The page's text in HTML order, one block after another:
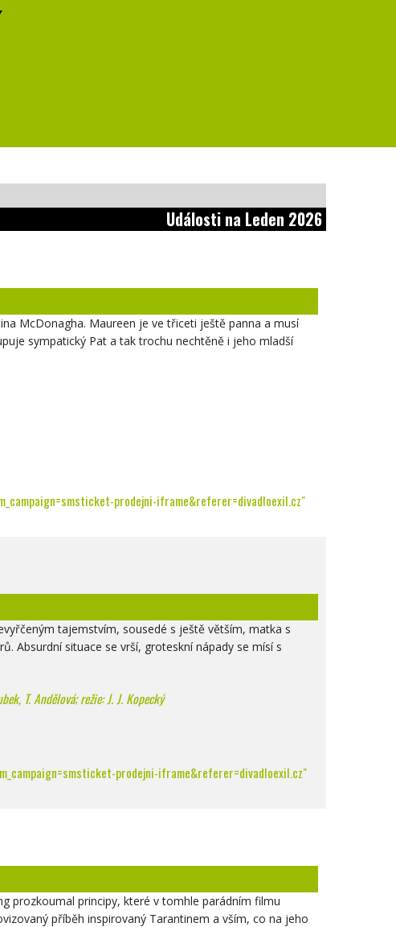
Události na Leden 2026
McDonagha. Maureen je ve třiceti ještě panna a musí
sympatický Pat a tak trochu nechtěně i jeho mladší
prodejni-iframe&referer=divadloexil.cz"
tajemstvím, sousedé s ještě větším, matka s
Absurdní situace se vrší, groteskní nápady se mísí s
T. Andělová; režie: J. J. Kopecký
prodejni-iframe&referer=divadloexil.cz"
prozkoumal principy, které v tomhle parádním filmu
příběh inspirovaný Tarantinem a vším, co na jeho